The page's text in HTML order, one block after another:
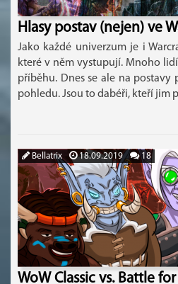
Hlasy postav (nejen) ve
Jako každé univerzum je i
které v něm vystupují. Mnoho
příběhu. Dnes se ale na
pohledu. Jsou to dabéři, kteří jim
Bellatrix 18.09.2019 18
WoW Classic vs. Battle